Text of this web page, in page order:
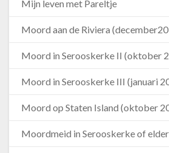
Mijn leven met Pareltje
Moord aan de Riviera
Moord in Serooskerke II (oktober
Moord in Serooskerke III (januari
Moord op Staten Island (oktober
Moordmeid in Serooskerke of